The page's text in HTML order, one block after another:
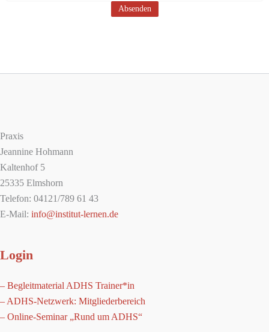
Praxis
Jeannine Hohmann
Kaltenhof 5
25335 Elmshorn
Telefon: 04121/789 61 43
E-Mail: info@institut-lernen.de
Login
– Begleitmaterial ADHS Trainer*in
– ADHS-Netzwerk: Mitgliederbereich
– Online-Seminar „Rund um ADHS“